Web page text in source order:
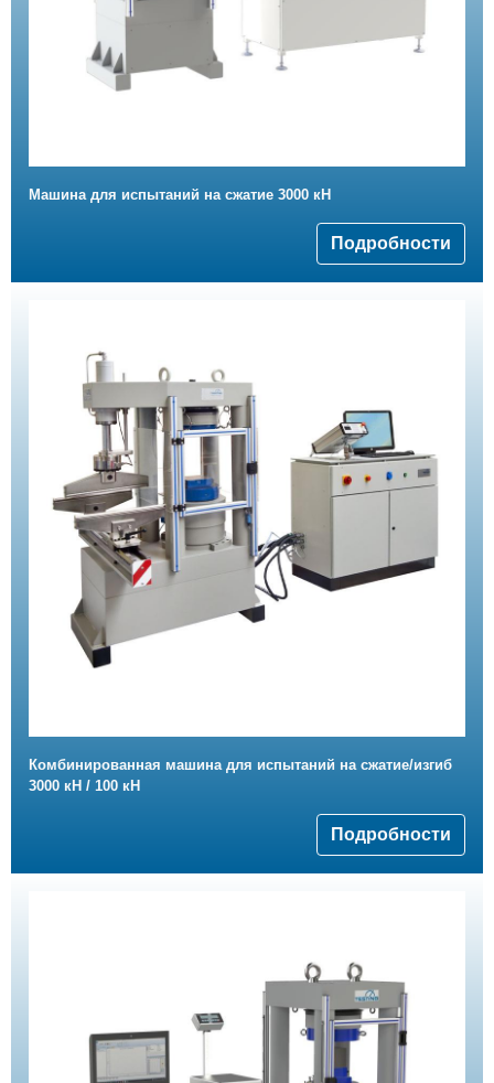
Машина для испытаний на сжатие 3000 кН
Подробности
Комбинированная машина для испытаний на сжатие/изгиб
3000 кН / 100 кН
Подробности